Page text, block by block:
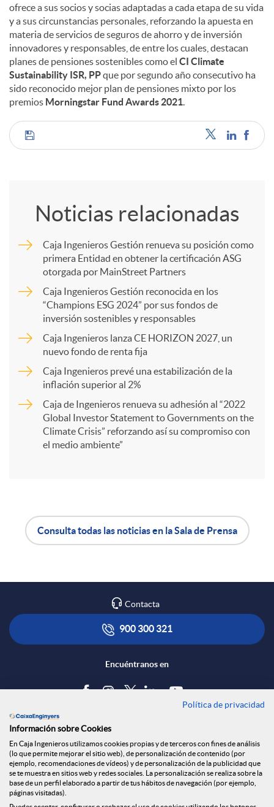
ofrece a sus socios y socias adaptadas a cada etapa de su vida
y a sus circunstancias personales, reforzando la apuesta en
materia de servicios de seguros de ahorro y de inversión
innovadores y responsables, de entre los cuales, destacan
planes de pensiones sostenibles como el CI Climate
Sustainability ISR, PPque por segundo año consecutivo ha
sido reconocido mejor plan de pensiones mixto por los
premios Morningstar Fund Awards 2021
C
r
R
e
s
S
Noticias relacionadas
Caja Ingenieros Gestión renueva su posición como
primera Entidad en obtener la certificación ASG
otorgada por MainStreet Partners
Caja Ingenieros Gestión reconocida en los
“Champions ESG 2024” por sus fondos de
inversión sostenibles y responsables
Caja Ingenieros lanza CE HORIZON 2027, un
nuevo fondo de renta fija
Caja Ingenieros prevé una estabilización de la
inflación superior al 2%
Caja de Ingenieros renueva su adhesión al “2022
Global Investor Statement to Governments on the
Climate Crisis” reforzando así su compromiso con
el medio ambiente”
A
p
l
a
c
o
t
s
a
Consulta todas las noticias en la Sala de Prensa
Contacta
900 300 321
Encuéntranos en
Tablón de anuncios
Política de cookies
Aviso legal
Seguridad Online
Privacidad
Política de privacidad
Información sobre Cookies
En Caja Ingenieros utilizamos cookies propias y de terceros con fines de análisis
(lo que permite mejorar el sitio web), de personalización de contenido (por
ejemplo, recomendaciones de vídeos) y de personalización de la publicidad que
se te muestra en sitios web y redes sociales. La personalización se realiza sobre la
base de un perfil elaborado a partir de tus hábitos de navegación (por ejemplo,
páginas visitadas).